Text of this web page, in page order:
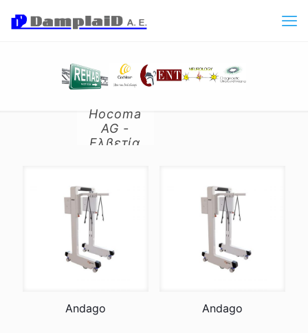
Hocoma
AG -
Ελβετία
Andago Andago